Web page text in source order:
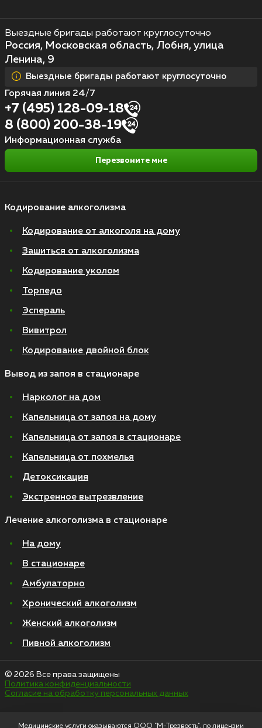
Кодирование алкоголизма
Кодирование от алкоголя на дому
Зашиться от алкоголизма
Кодирование уколом
Торпедо
Эспераль
Вивитрол
Кодирование двойной блок
Вывод из запоя в стационаре
Нарколог на дом
Капельница от запоя на дому
Капельница от запоя в стационаре
Капельница от похмелья
Детоксикация
Экстренное вытрезвление
Лечение алкоголизма в стационаре
На дому
В стационаре
Амбулаторно
Хронический алкоголизм
Женский алкоголизм
Пивной алкоголизм
Выездные бригады работают круглосуточно
Россия, Московская область, Лобня, улица
Ленина, 9
Выездные бригады работают круглосуточно
Горячая линия 24/7
+7 (495) 128-09-18
8 (800) 200-38-19
Информационная служба
Перезвоните мне
© 2026 Все права защищены
Политика конфиденциальности
Согласие на обработку персональных данных
Медицинские услуги оказываются ООО "М-Трезвость", по лицензии